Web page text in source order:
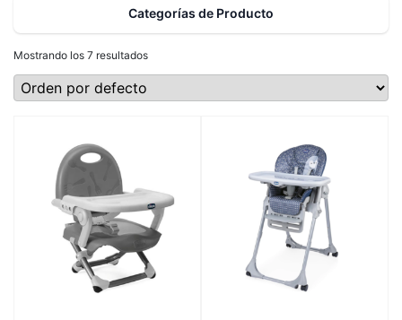
Categorías de Producto
Mostrando los 7 resultados